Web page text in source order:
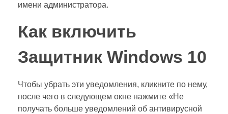
имени администратора.
Как включить
Защитник Windows 10
Чтобы убрать эти уведомления, кликните по нему,
после чего в следующем окне нажмите «Не
получать больше уведомлений об антивирусной